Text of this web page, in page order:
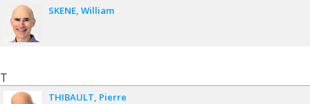
SKENE William
T
THIBAULT Pierre